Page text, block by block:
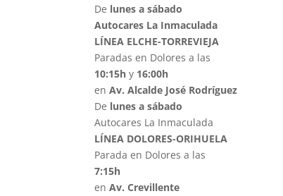
De lunes a sábado
Autocares La Inmaculada
LÍNEA ELCHE-TORREVIEJA
Paradas en Dolores a las
10:15h y 16:00h
en Av. Alcalde José Rodríguez
De lunes a sábado
Autocares La Inmaculada
LÍNEA DOLORES-ORIHUELA
Parada en Dolores a las
7:15h
enAv. Crevillente